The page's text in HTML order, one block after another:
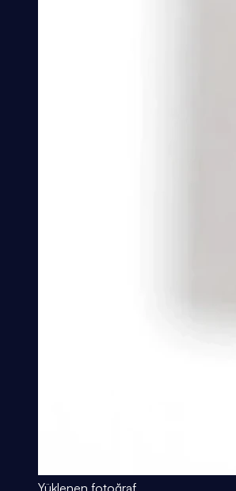
Yüklenen fotoğraf